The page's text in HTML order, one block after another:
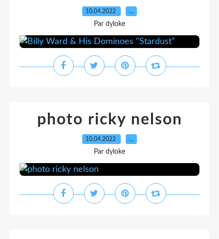
10.04.2022 …
Par dyloke
photo ricky nelson
10.04.2022 …
Par dyloke